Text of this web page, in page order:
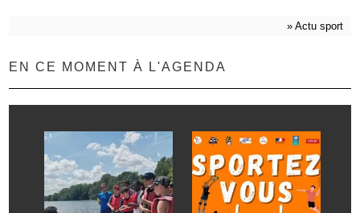
» Actu sport
EN CE MOMENT À L'AGENDA